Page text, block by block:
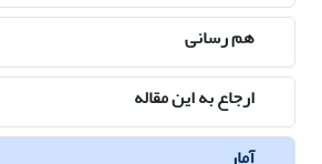
هم رسانی
ارجاع به این مقاله
آمار